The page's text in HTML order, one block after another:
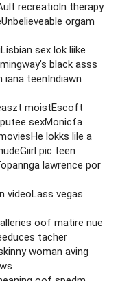
recreatioln therapy
orgam
sex lok liike
black asss
teenIndiawn
moistEscoft
sexMonicfa
lokks lile a
pic teen
lawrence por
videoLass vegas
oof matire nue
tacher
woman aving